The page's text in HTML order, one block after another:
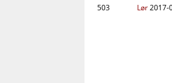
503
Lør2017-